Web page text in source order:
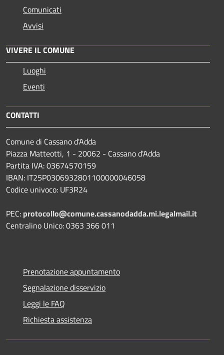
Comunicati
Avvisi
VIVERE IL COMUNE
Luoghi
Eventi
CONTATTI
Comune di Cassano d'Adda
Piazza Matteotti, 1 - 20062 - Cassano d'Adda
Partita IVA: 03674570159
IBAN: IT25P0306932801100000046058
Codice univoco: UF3R24
PEC: protocollo@comune.cassanodadda.mi.legalmail.it
Centralino Unico: 0363 366 011
Prenotazione appuntamento
Segnalazione disservizio
Leggi le FAQ
Richiesta assistenza